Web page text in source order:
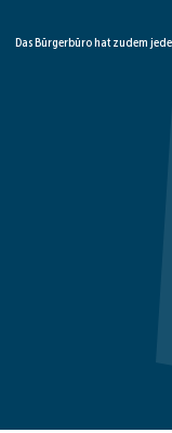
Das Bürgerbüro hat zudem